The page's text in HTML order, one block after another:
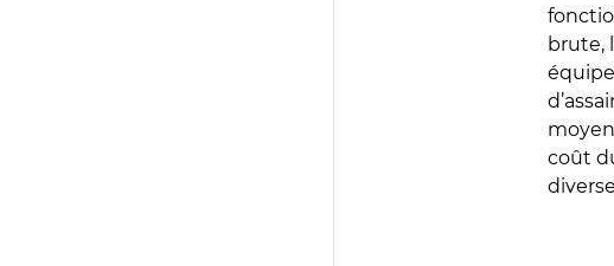
brute,
coût